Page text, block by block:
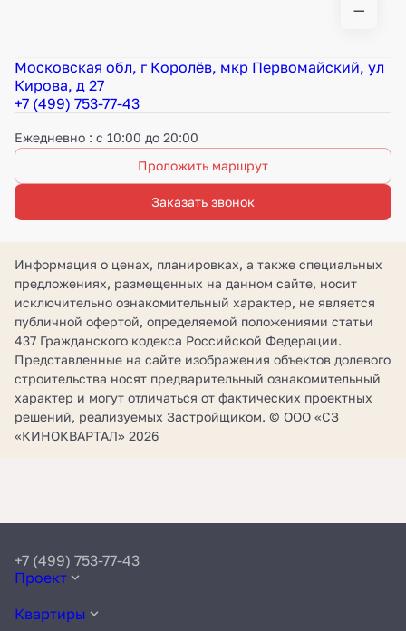
Московская обл, г Королёв, мкр Первомайский, ул
Кирова, д 27
+7 (499) 753-77-43
Ежедневно : с 10:00 до 20:00
Проложить маршрут
Заказать звонок
Информация о ценах, планировках, а также специальных
предложениях, размещенных на данном сайте, носит
исключительно ознакомительный характер, не является
публичной офертой, определяемой положениями статьи
437 Гражданского кодекса Российской Федерации.
Представленные на сайте изображения объектов долевого
строительства носят предварительный ознакомительный
характер и могут отличаться от фактических проектных
решений, реализуемых Застройщиком. © ООО «СЗ
«КИНОКВАРТАЛ» 2026
Проект
Квартиры
+7 (499) 753-77-43